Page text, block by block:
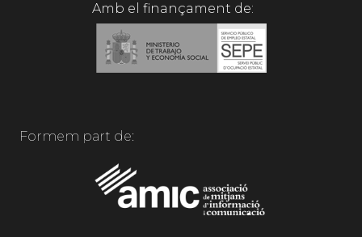
Amb el finançament de:
Formem part de: